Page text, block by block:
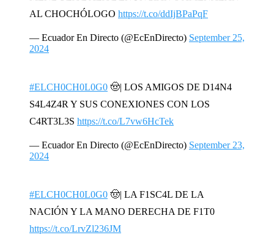
AL CHOCHÓLOGO https://t.co/ddIjBPaPqF
— Ecuador En Directo (@EcEnDirecto) September 25,
2024
#ELCH0CH0L0G0 🤠| LOS AMIGOS DE D14N4
S4L4Z4R Y SUS CONEXIONES CON LOS
C4RT3L3S https://t.co/L7vw6HcTek
— Ecuador En Directo (@EcEnDirecto) September 23,
2024
#ELCH0CH0L0G0 🤠| LA F1SC4L DE LA
NACIÓN Y LA MANO DERECHA DE F1T0
https://t.co/LrvZl236JM